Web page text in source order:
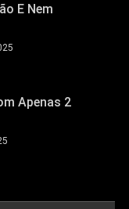
E Nem
Apenas 2